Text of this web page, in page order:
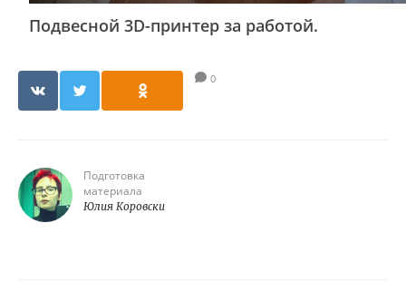
Подвесной 3D-принтер за работой.
0
Подготовка
материала
Юлия Коровски